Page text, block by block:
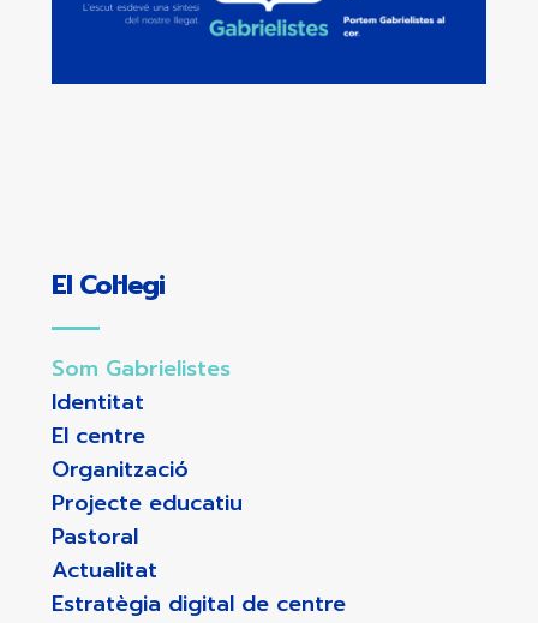
El Col·legi
Som Gabrielistes
Identitat
El centre
Organització
Projecte educatiu
Pastoral
Actualitat
Estratègia digital de centre